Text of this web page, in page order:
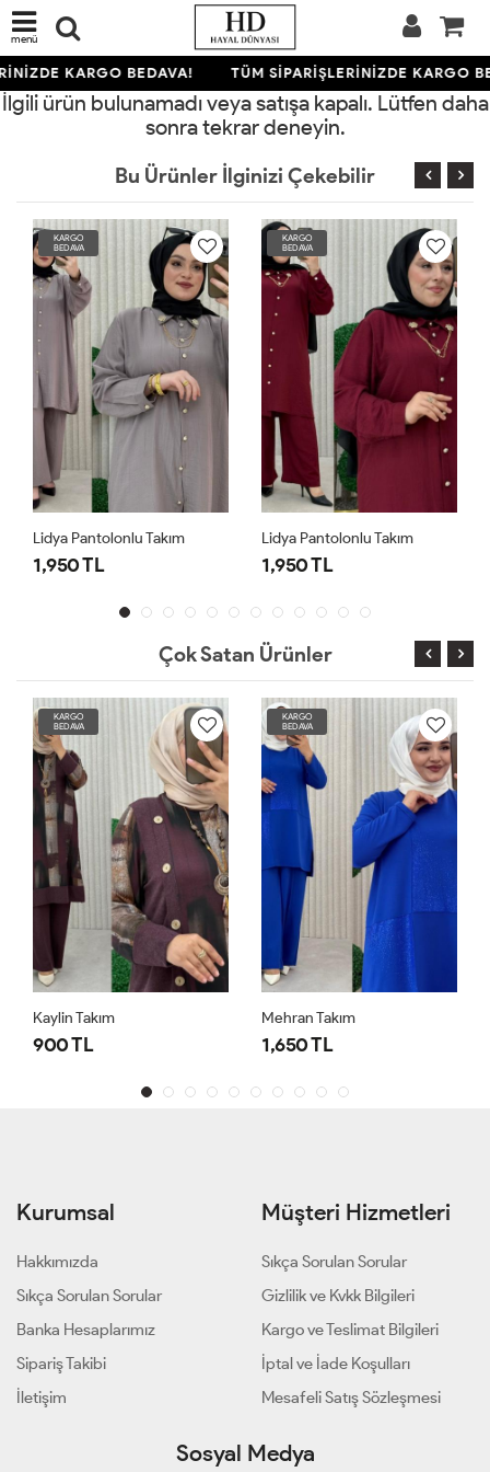
menü
KARGO BEDAVA! TÜM SİPARİŞLERİNİZDE KARGO
İlgili ürün bulunamadı veya satışa kapalı. Lütfen daha
sonra tekrar deneyin.
Bu Ürünler İlginizi Çekebilir
KARGO
BEDAVA
Lidya Pantolonlu Takım
1,950 TL
KARGO
BEDAVA
Lidya Pantolonlu Takım
1,950 TL
Çok Satan Ürünler
KARGO
BEDAVA
Kaylin Takım
900 TL
KARGO
BEDAVA
Mehran Takım
1,650 TL
Kurumsal
Hakkımızda
Sıkça Sorulan Sorular
Banka Hesaplarımız
Sipariş Takibi
İletişim
Müşteri Hizmetleri
Sıkça Sorulan Sorular
Gizlilik ve Kvkk Bilgileri
Kargo ve Teslimat Bilgileri
İptal ve İade Koşulları
Mesafeli Satış Sözleşmesi
Sosyal Medya